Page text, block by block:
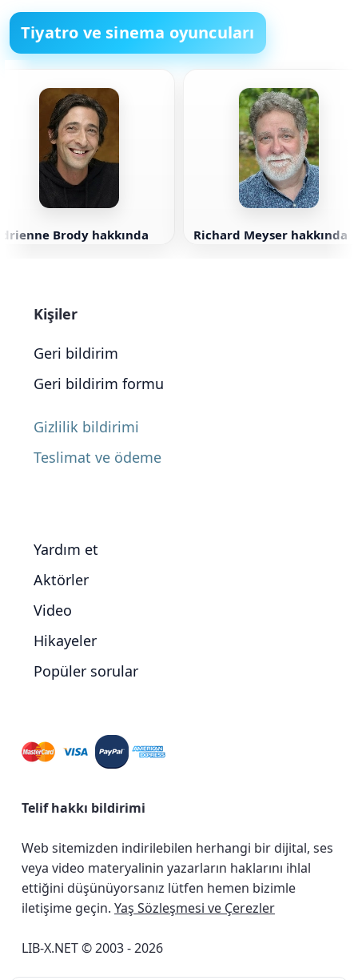
Tiyatro ve sinema oyuncuları
Brody hakkında Richard Meyser hakkında
Kişiler
Geri bildirim
Geri bildirim formu
Gizlilik bildirimi
Teslimat ve ödeme
Yardım et
Aktörler
Video
Hikayeler
Popüler sorular
Telif hakkı bildirimi
Web sitemizden indirilebilen herhangi bir dijital, ses
veya video materyalinin yazarların haklarını ihlal
ettiğini düşünüyorsanız lütfen hemen bizimle
iletişime geçin. Yaş Sözleşmesi ve Çerezler
LIB-X.NET © 2003 - 2026